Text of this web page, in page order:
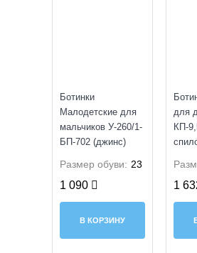
Ботинки
Малодетские для
мальчиков У-260/1-
БП-702 (джинс)
Размер обуви: 23
1 090
В КОРЗИНУ
для
КП-
1